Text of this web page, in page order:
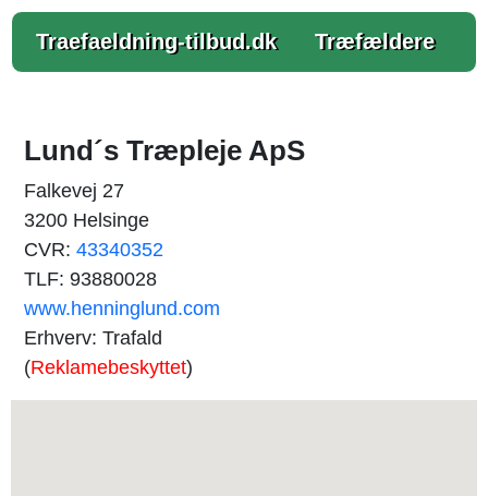
Traefaeldning-tilbud.dk Træfældere
Lund´s Træpleje ApS
Falkevej 27
3200 Helsinge
CVR: 43340352
TLF: 93880028
www.henninglund.com
Erhverv: Trafald
(Reklamebeskyttet)